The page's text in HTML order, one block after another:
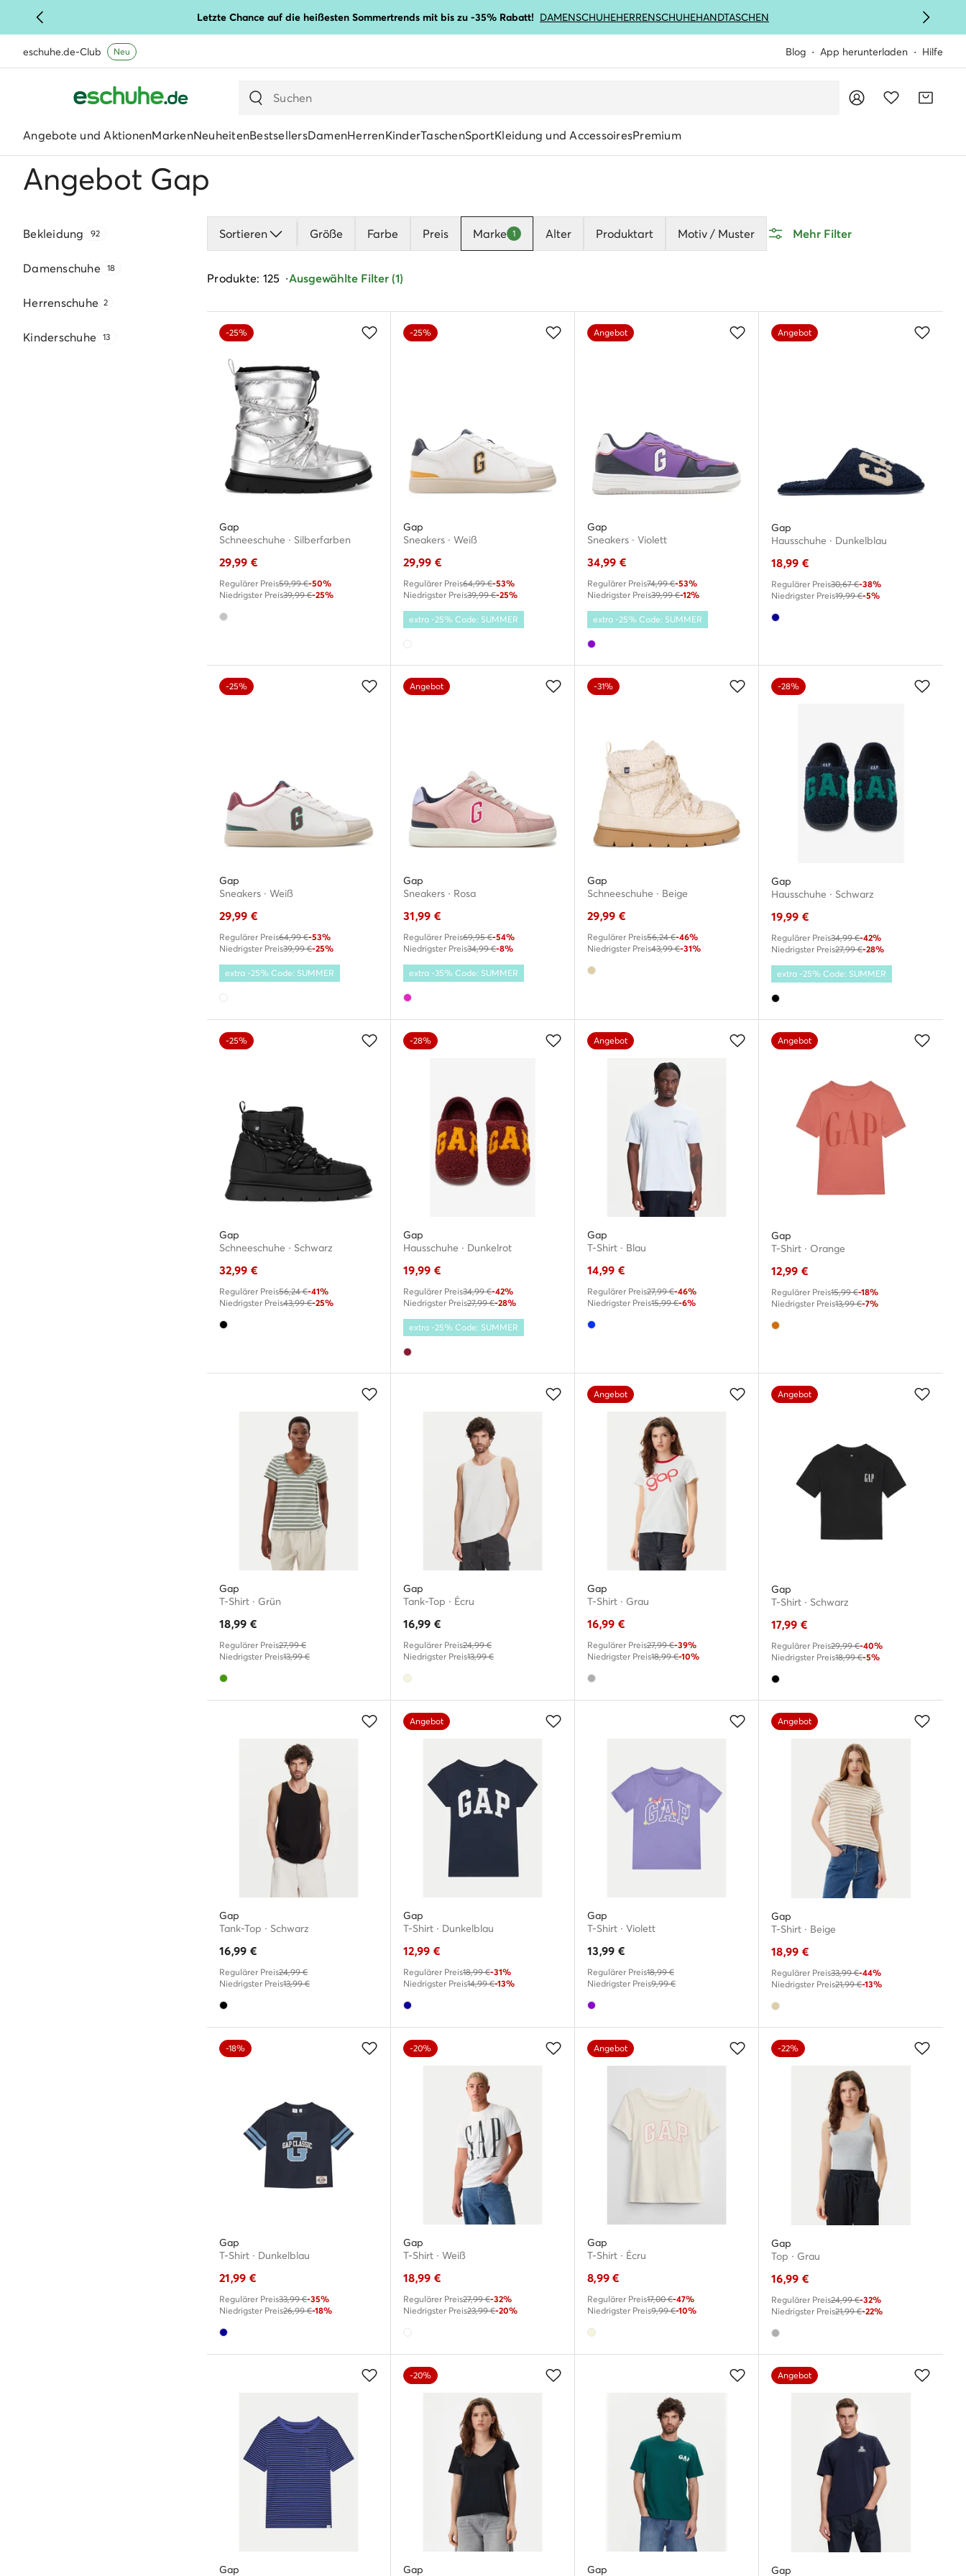
Letzte Chance auf die heißesten Sommertrends mit bis zu -35% Rabatt! DAMENSCHUHEHERRENSCHUHEHANDTASCHEN
eschuhe.de-Club Neu Blog App herunterladen Hilfe
Angebote und AktionenMarkenNeuheitenBestsellersDamenHerrenKinderTaschenSportKleidung und AccessoiresPremium
Angebot Gap
Bekleidung 92
Damenschuhe 18
Herrenschuhe 2
Kinderschuhe 13
Sortieren Größe Farbe Preis Marke 1 Alter Produktart Motiv / Muster Mehr Filter
Produkte: 125 Ausgewählte Filter (1)
-25%
Gap
Schneeschuhe · Silberfarben
29,99 €
Regulärer Preis59,99 €-50%
Niedrigster Preis39,99 €-25%
-25%
Gap
Sneakers · Weiß
29,99 €
Regulärer Preis64,99 €-53%
Niedrigster Preis39,99 €-25%
extra -25% Code: SUMMER
Angebot
Gap
Sneakers · Violett
34,99 €
Regulärer Preis74,99 €-53%
Niedrigster Preis39,99 €-12%
extra -25% Code: SUMMER
Angebot
Gap
Hausschuhe · Dunkelblau
18,99 €
Regulärer Preis30,67 €-38%
Niedrigster Preis19,99 €-5%
-25%
Gap
Sneakers · Weiß
29,99 €
Regulärer Preis64,99 €-53%
Niedrigster Preis39,99 €-25%
extra -25% Code: SUMMER
Angebot
Gap
Sneakers · Rosa
31,99 €
Regulärer Preis69,95 €-54%
Niedrigster Preis34,99 €-8%
extra -35% Code: SUMMER
-31%
Gap
Schneeschuhe · Beige
29,99 €
Regulärer Preis56,24 €-46%
Niedrigster Preis43,99 €-31%
-28%
Gap
Hausschuhe · Schwarz
19,99 €
Regulärer Preis34,99 €-42%
Niedrigster Preis27,99 €-28%
extra -25% Code: SUMMER
-25%
Gap
Schneeschuhe · Schwarz
32,99 €
Regulärer Preis56,24 €-41%
Niedrigster Preis43,99 €-25%
-28%
Gap
Hausschuhe · Dunkelrot
19,99 €
Regulärer Preis34,99 €-42%
Niedrigster Preis27,99 €-28%
extra -25% Code: SUMMER
Angebot
Gap
T-Shirt · Blau
14,99 €
Regulärer Preis27,99 €-46%
Niedrigster Preis15,99 €-6%
Angebot
Gap
T-Shirt · Orange
12,99 €
Regulärer Preis15,99 €-18%
Niedrigster Preis13,99 €-7%
Gap
T-Shirt · Grün
18,99 €
Regulärer Preis27,99 €
Niedrigster Preis13,99 €
Gap
Tank-Top · Écru
16,99 €
Regulärer Preis24,99 €
Niedrigster Preis13,99 €
Angebot
Gap
T-Shirt · Grau
16,99 €
Regulärer Preis27,99 €-39%
Niedrigster Preis18,99 €-10%
Angebot
Gap
T-Shirt · Schwarz
17,99 €
Regulärer Preis29,99 €-40%
Niedrigster Preis18,99 €-5%
Gap
Tank-Top · Schwarz
16,99 €
Regulärer Preis24,99 €
Niedrigster Preis13,99 €
Angebot
Gap
T-Shirt · Dunkelblau
12,99 €
Regulärer Preis18,99 €-31%
Niedrigster Preis14,99 €-13%
Gap
T-Shirt · Violett
13,99 €
Regulärer Preis18,99 €
Niedrigster Preis9,99 €
Angebot
Gap
T-Shirt · Beige
18,99 €
Regulärer Preis33,99 €-44%
Niedrigster Preis21,99 €-13%
-18%
Gap
T-Shirt · Dunkelblau
21,99 €
Regulärer Preis33,99 €-35%
Niedrigster Preis26,99 €-18%
-20%
Gap
T-Shirt · Weiß
18,99 €
Regulärer Preis27,99 €-32%
Niedrigster Preis23,99 €-20%
Angebot
Gap
T-Shirt · Écru
8,99 €
Regulärer Preis17,00 €-47%
Niedrigster Preis9,99 €-10%
-22%
Gap
Top · Grau
16,99 €
Regulärer Preis24,99 €-32%
Niedrigster Preis21,99 €-22%
Gap
-20%
Gap Gap
Angebot
Gap